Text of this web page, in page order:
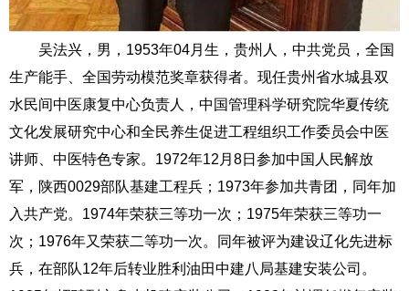
吴法兴，男，1953年04月生，贵州人，中共党员，全国
生产能手、全国劳动模范奖章获得者。现任贵州省水城县双
水民间中医康复中心负责人，中国管理科学研究院华夏传统
文化发展研究中心和全民养生促进工程组织工作委员会中医
讲师、中医特色专家。1972年12月8日参加中国人民解放
军，陕西0029部队基建工程兵；1973年参加共青团，同年加
入共产党。1974年荣获三等功一次；1975年荣获三等功一
次；1976年又荣获二等功一次。同年被评为建设辽化先进标
兵，在部队12年后转业胜利油田中建八局基建安装公司。